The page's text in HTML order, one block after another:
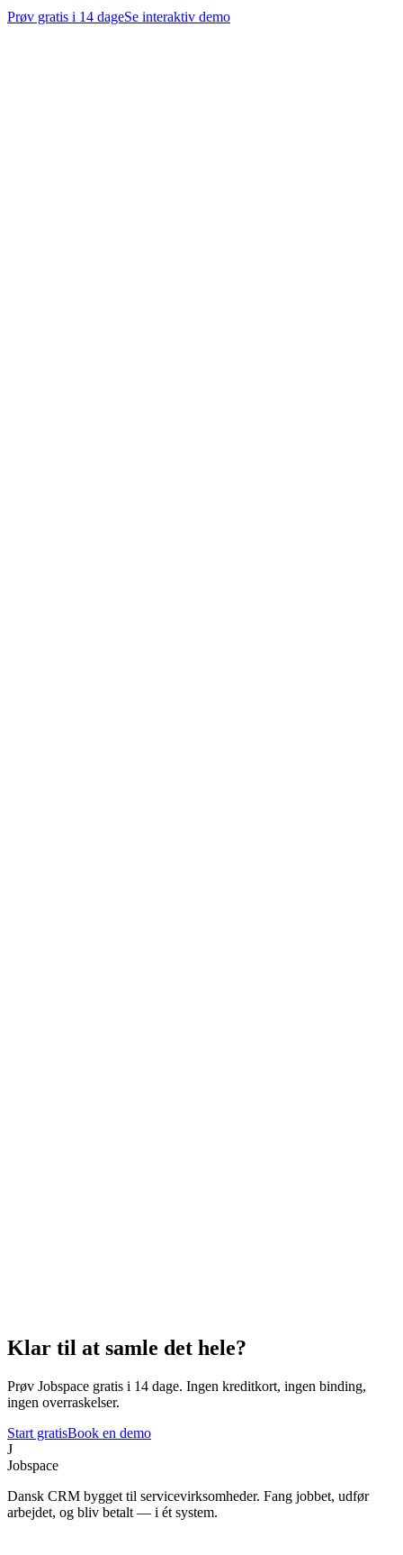
Prøv gratis i 14 dageSe interaktiv demo
Klar til at samle det hele?
Prøv Jobspace gratis i 14 dage. Ingen kreditkort, ingen binding,
ingen overraskelser.
Start gratisBook en demo
J
Jobspace
Dansk CRM bygget til servicevirksomheder. Fang jobbet, udfør
arbejdet, og bliv betalt — i ét system.